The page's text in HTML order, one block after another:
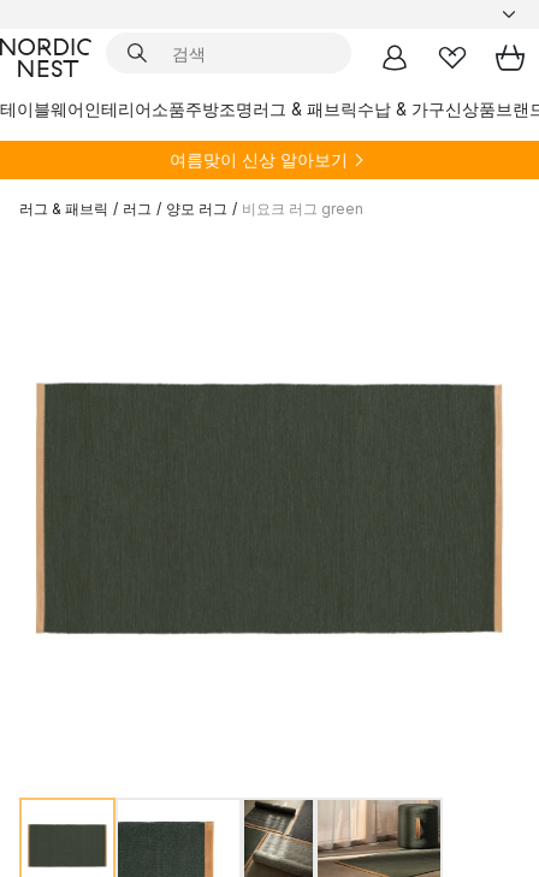
테이블웨어인테리어소품주방조명러그 & 패브릭수납 & 가구신상품브랜
여름맞이 신상 알아보기
러그 & 패브릭 / 러그 / 양모 러그 / 비요크 러그 green